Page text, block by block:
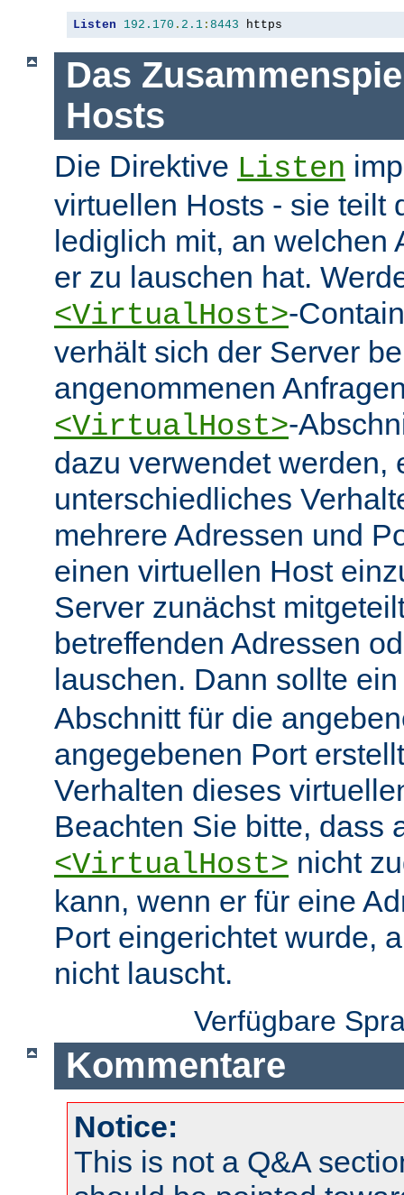
Listen 192.170 . 2.1 : 8443 https
Das
Hosts
Die Direktive Listen
virtuellen Hosts - sie teilt
lediglich mit, an welchen
er zu lauschen hat.
<VirtualHost>-
verhält sich der Server
angenommenen
<VirtualHost>-
dazu verwendet werden,
unterschiedliches
mehrere Adressen und
einen virtuellen Host
Server zunächst
betreffenden Adressen
lauschen. Dann sollte
Abschnitt für die
angegebenen Port
Verhalten dieses
Beachten Sie bitte, dass
<VirtualHost> nicht
kann, wenn er für eine
Port eingerichtet wurde,
nicht lauscht.
Verfügbare
Kommentare
Notice:
This is not a Q&A